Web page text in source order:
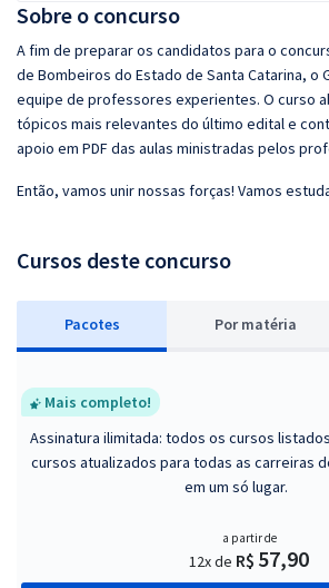
Sobre o concurso
A fim de preparar os candidatos para o
de Bombeiros do Estado de Santa Catarina, o
equipe de professores experientes. O curso
tópicos mais relevantes do último edital e
apoio em PDF das aulas ministradas pelos
Então, vamos unir nossas forças! Vamos
Cursos deste concurso
Pacotes Por matéria
Mais completo!
Assinatura ilimitada: todos os cursos
cursos atualizados para todas as carreiras
em um só lugar.
a partir de
12x de R$ 57,90